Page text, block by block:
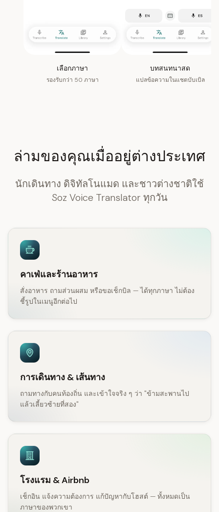
เลือกภาษา
รองรับกว่า 50 ภาษา
บทสนทนาสด
แปลข้อความในแชตบับเบิล
ล่ามของคุณเมื่ออยู่ต่างประเทศ
นักเดินทาง ดิจิทัลโนแมด และชาวต่างชาติใช้
Soz Voice Translator ทุกวัน
คาเฟ่และร้านอาหาร
สั่งอาหาร ถามส่วนผสม หรือขอเช็กบิล — ได้ทุกภาษา ไม่ต้อง
ชี้รูปในเมนูอีกต่อไป
การเดินทาง & เส้นทาง
ถามทางกับคนท้องถิ่น และเข้าใจจริง ๆ ว่า "ข้ามสะพานไป
แล้วเลี้ยวซ้ายที่สอง"
โรงแรม & Airbnb
เช็กอิน แจ้งความต้องการ แก้ปัญหากับโฮสต์ — ทั้งหมดเป็น
ภาษาของพวกเขา